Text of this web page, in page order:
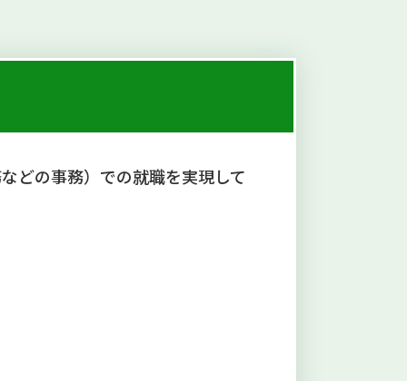
どの事務）での就職を実現して